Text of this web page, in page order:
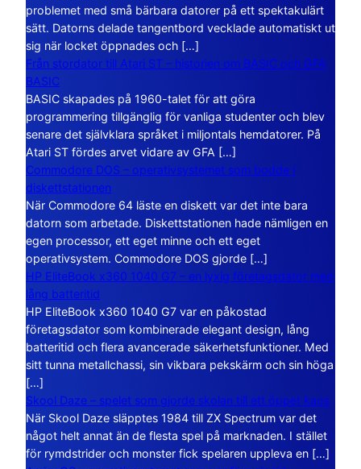
problemet med små bärbara datorer på ett spektakulärt
sätt. Datorns delade tangentbord vecklade automatiskt ut
sig när locket öppnades och […]
Från stordator till Atari ST – historien om BASIC och GFA
BASIC
BASIC skapades på 1960-talet för att göra
programmering tillgänglig för vanliga studenter och blev
senare det självklara språket i miljontals hemdatorer. På
Atari ST fördes arvet vidare av GFA […]
Commodore DOS – operativsystemet som bodde i
diskettstationen
När Commodore 64 läste en diskett var det inte bara
datorn som arbetade. Diskettstationen hade nämligen en
egen processor, ett eget minne och ett eget
operativsystem. Commodore DOS gjorde […]
HP EliteBook x360 1040 G7 – en lyxig företagsdator med
lång batteritid
HP EliteBook x360 1040 G7 var en påkostad
företagsdator som kombinerade elegant design, lång
batteritid och flera avancerade säkerhetsfunktioner. Med
sitt tunna metallchassi, sin vikbara pekskärm och sin höga
[…]
Skool Daze – spelet som gjorde skolan till ett öppet kaos
När Skool Daze släpptes 1984 till ZX Spectrum var det
något helt annat än de flesta spel på marknaden. I stället
för rymdstrider och monster fick spelaren uppleva en […]